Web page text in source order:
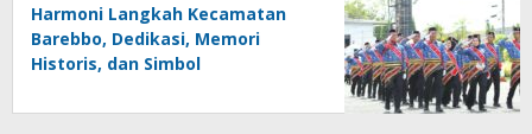
Harmoni Langkah Kecamatan
Barebbo, Dedikasi, Memori
Historis, dan Simbol